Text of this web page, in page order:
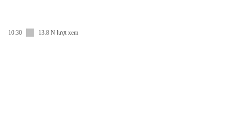
10:30 13.8 N lượt xem